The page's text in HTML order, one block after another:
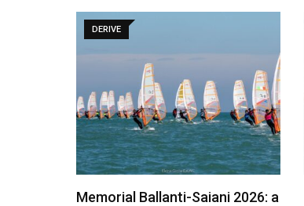
DERIVE
Memorial Ballanti-Saiani 2026: a